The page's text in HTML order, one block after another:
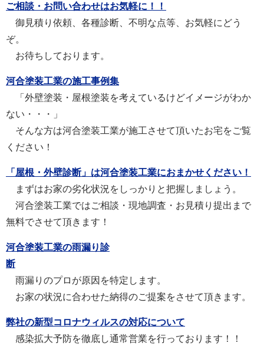
ご相談・お問い合わせはお気軽に！！
御見積り依頼、各種診断、不明な点等、お気軽にどう
ぞ。
お待ちしております。
河合塗装工業の施工事例集
「外壁塗装・屋根塗装を考えているけどイメージがわか
ない・・・」
そんな方は河合塗装工業が施工させて頂いたお宅をご覧
ください！
「屋根・外壁診断」は河合塗装工業におまかせください！
まずはお家の劣化状況をしっかりと把握しましょう。
河合塗装工業ではご相談・現地調査・お見積り提出まで
無料でさせて頂きます！
河合塗装工業の雨漏り診
断
雨漏りのプロが原因を特定します。
お家の状況に合わせた納得のご提案をさせて頂きます。
弊社の新型コロナウィルスの対応について
感染拡大予防を徹底し通常営業を行っております！！